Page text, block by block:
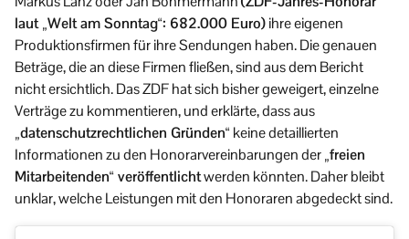
laut „Welt am Sonntag“: 682.000 Euro)ihre eigenen
Produktionsfirmen für ihre Sendungen haben. Die genauen
Beträge, die an diese Firmen fließen, sind aus dem Bericht
nicht ersichtlich. Das ZDF hat sich bisher geweigert, einzelne
Verträge zu kommentieren, und erklärte, dass aus
„datenschutzrechtlichen Gründen“keine detaillierten
Informationen zu den Honorarvereinbarungen der„freien
Mitarbeitenden“ veröffentlichtwerden könnten. Daher bleibt
unklar, welche Leistungen mit den Honoraren abgedeckt sind.